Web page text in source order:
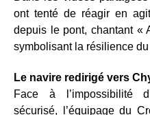
ont tenté de réagir en
depuis le pont, chantant «
symbolisant la résilience
Le navire redirigé vers
Face à l’impossibilité
sécurisé, l’équipage du